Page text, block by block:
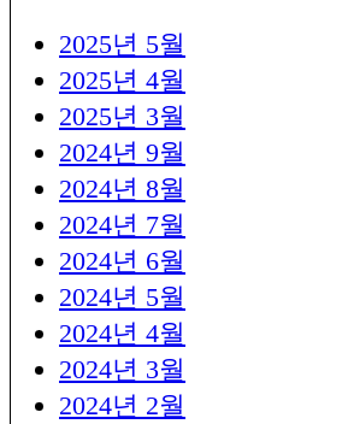
2025년 5월
2025년 4월
2025년 3월
2024년 9월
2024년 8월
2024년 7월
2024년 6월
2024년 5월
2024년 4월
2024년 3월
2024년 2월